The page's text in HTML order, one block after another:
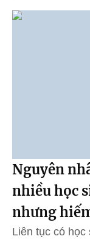
Nguyên
nhiều học
nhưng
Liên tục có